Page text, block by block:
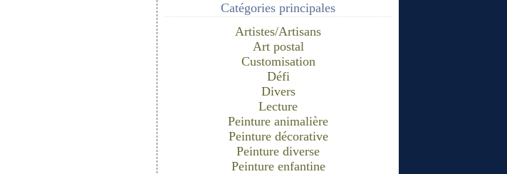
Catégories principales
Artistes/Artisans
Art postal
Customisation
Défi
Divers
Lecture
Peinture animalière
Peinture décorative
Peinture diverse
Peinture enfantine